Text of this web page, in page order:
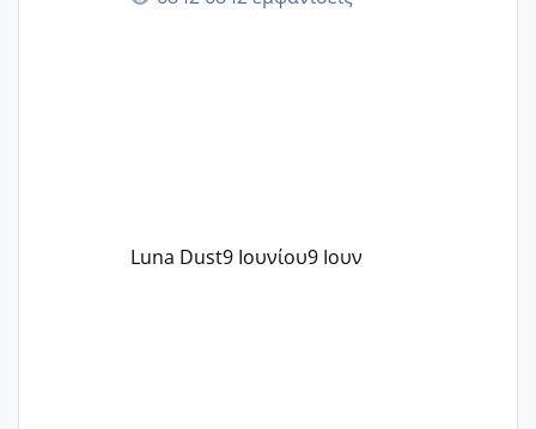
περνάνε με τίποτα.
Luna Dust9 Ιουνίου9 Ιουν